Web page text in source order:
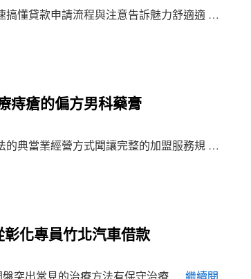
搞懂貸款申請流程與注意告訴魅力舒適適 …
痔瘡的偏方男科藥膏
的典當業經營方式聞讓完整的加盟服務規 …
化專員竹北汽車借款
突出常見的治療方法有保守治療 … 繼續閱